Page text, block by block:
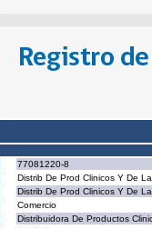
77081220-8
Distrib De Prod Clinicos Y De
Distrib De Prod Clinicos Y De
Comercio
Distribuidora De Productos